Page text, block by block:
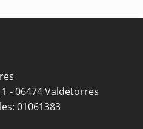
- 06474 Valdetorres
01061383